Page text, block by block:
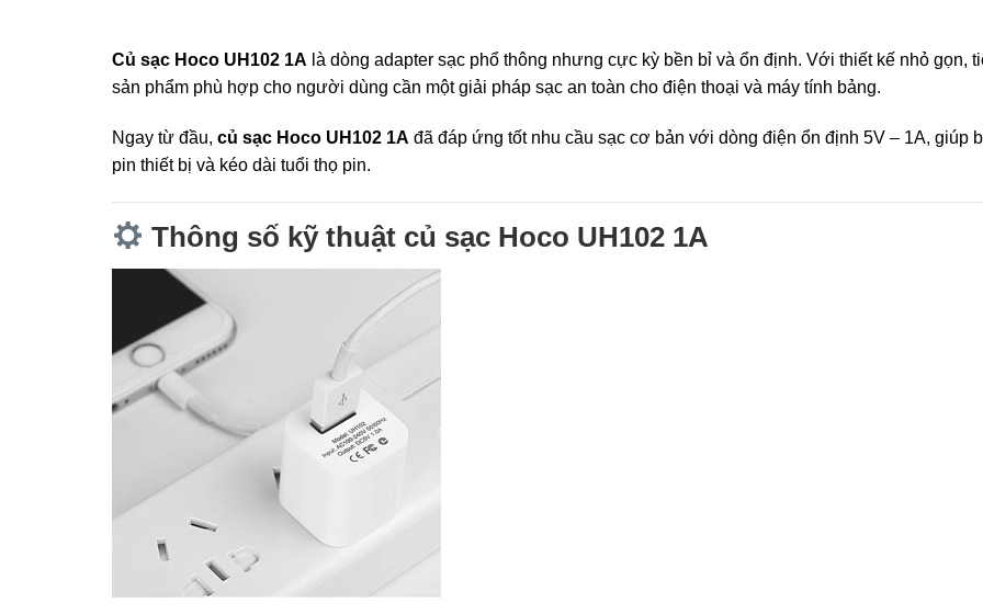
Củ sạc Hoco UH102 1A là dòng adapter sạc phổ thông nhưng cực kỳ bền bỉ và ổn định. Với thiết kế nhỏ gọn,
sản phẩm phù hợp cho người dùng cần một giải pháp sạc an toàn cho điện thoại và máy tính bảng.
Ngay từ đầu, củ sạc Hoco UH102 1A đã đáp ứng tốt nhu cầu sạc cơ bản với dòng điện ổn định 5V – 1A, giúp
pin thiết bị và kéo dài tuổi thọ pin.
Thông số kỹ thuật củ sạc Hoco UH102 1A